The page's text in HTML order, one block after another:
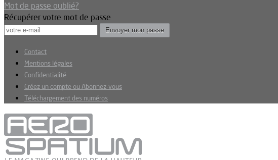
Mot de passe oublié?
Récupérer votre mot de passe
Contact
Mentions légales
Confidentialité
Créez un compte ou Abonnez-vous
Téléchargement des numéros